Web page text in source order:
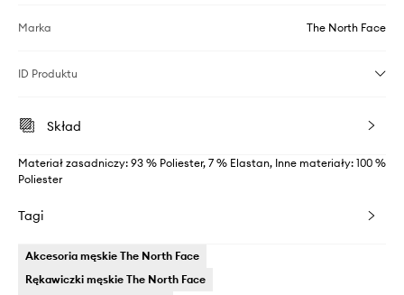
Marka The North Face
ID Produktu
Skład
Materiał zasadniczy: 93 % Poliester, 7 % Elastan, Inne materiały: 100 %
Poliester
Tagi
Akcesoria męskie The North Face
Rękawiczki męskie The North Face